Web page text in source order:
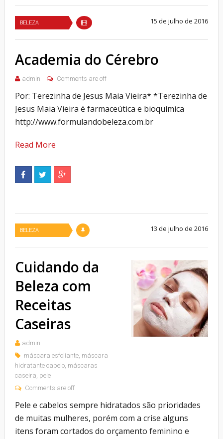
BELEZA 15 de julho de 2016
Academia do Cérebro
admin Comments are off
Por: Terezinha de Jesus Maia Vieira* *Terezinha de
Jesus Maia Vieira é farmaceútica e bioquímica
http://www.formulandobeleza.com.br
Read More
BELEZA 13 de julho de 2016
Cuidando da
Beleza com
Receitas
Caseiras
admin
máscara esfoliante, máscara
hidratante cabelo, máscaras
caseira, pele
Comments are off
Pele e cabelos sempre hidratados são prioridades
de muitas mulheres, porém com a crise alguns
itens foram cortados do orçamento feminino e